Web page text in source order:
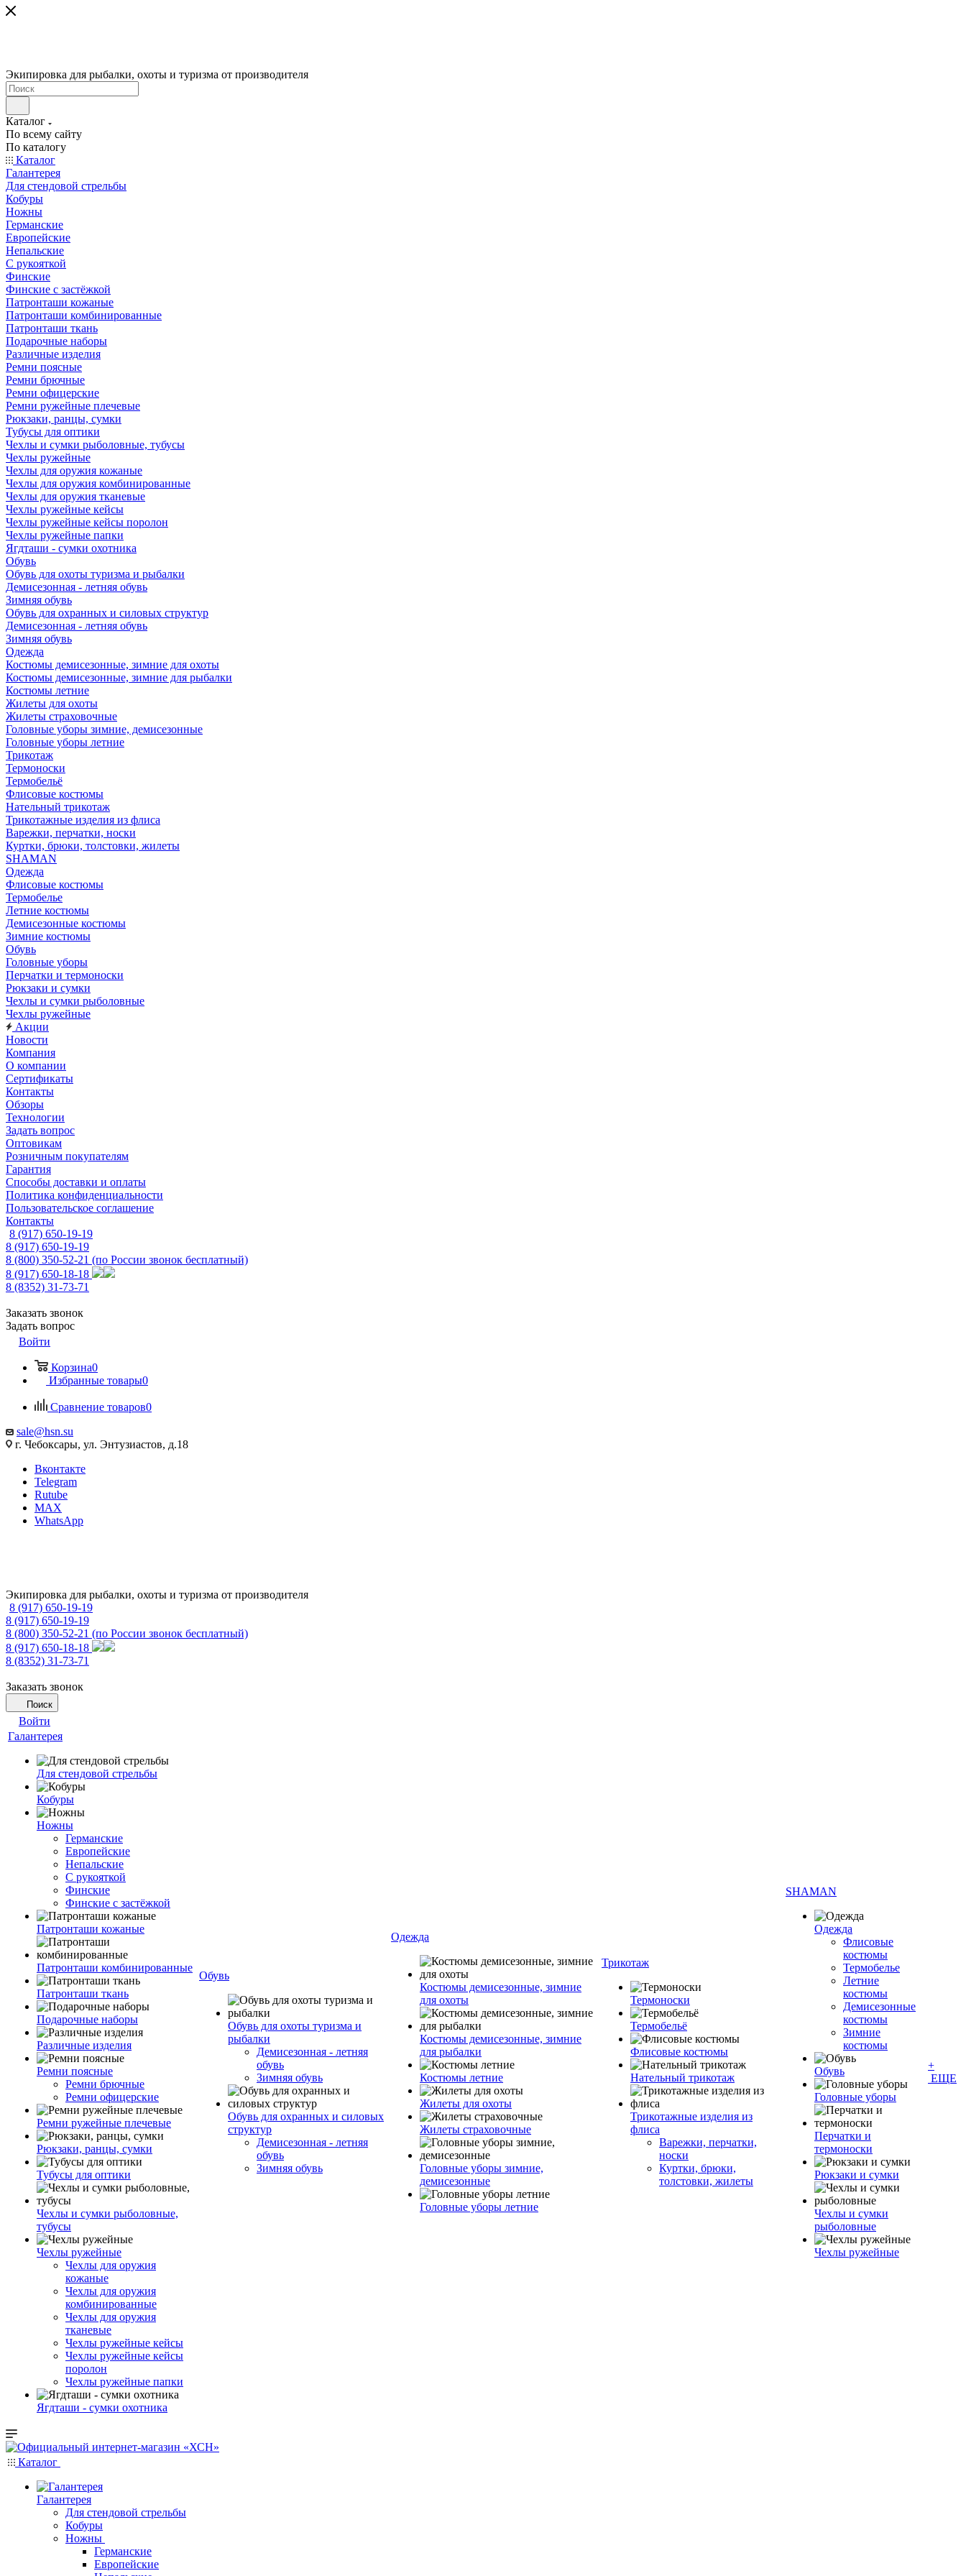
Экипировка для рыбалки, охоты и туризма от производителя
Каталог
По всему сайту
По каталогу
Каталог
Галантерея
Для стендовой стрельбы
Кобуры
Ножны
Германские
Европейские
Непальские
С рукояткой
Финские
Финские с застёжкой
Патронташи кожаные
Патронташи комбинированные
Патронташи ткань
Подарочные наборы
Различные изделия
Ремни поясные
Ремни брючные
Ремни офицерские
Ремни ружейные плечевые
Рюкзаки, ранцы, сумки
Тубусы для оптики
Чехлы и сумки рыболовные, тубусы
Чехлы ружейные
Чехлы для оружия кожаные
Чехлы для оружия комбинированные
Чехлы для оружия тканевые
Чехлы ружейные кейсы
Чехлы ружейные кейсы поролон
Чехлы ружейные папки
Ягдташи - сумки охотника
Обувь
Обувь для охоты туризма и рыбалки
Демисезонная - летняя обувь
Зимняя обувь
Обувь для охранных и силовых структур
Демисезонная - летняя обувь
Зимняя обувь
Одежда
Костюмы демисезонные, зимние для охоты
Костюмы демисезонные, зимние для рыбалки
Костюмы летние
Жилеты для охоты
Жилеты страховочные
Головные уборы зимние, демисезонные
Головные уборы летние
Трикотаж
Термоноски
Термобельё
Флисовые костюмы
Нательный трикотаж
Трикотажные изделия из флиса
Варежки, перчатки, носки
Куртки, брюки, толстовки, жилеты
SHAMAN
Одежда
Флисовые костюмы
Термобелье
Летние костюмы
Демисезонные костюмы
Зимние костюмы
Обувь
Головные уборы
Перчатки и термоноски
Рюкзаки и сумки
Чехлы и сумки рыболовные
Чехлы ружейные
Акции
Новости
Компания
О компании
Сертификаты
Контакты
Обзоры
Технологии
Задать вопрос
Оптовикам
Розничным покупателям
Гарантия
Способы доставки и оплаты
Политика конфиденциальности
Пользовательское соглашение
Контакты
8 (917) 650-19-19
8 (917) 650-19-19
8 (800) 350-52-21 (по России звонок бесплатный)
8 (917) 650-18-18
8 (8352) 31-73-71
Заказать звонок
Задать вопрос
Войти
Корзина0
Избранные товары0
Сравнение товаров0
sale@hsn.su
г. Чебоксары, ул. Энтузиастов, д.18
Вконтакте
Telegram
Rutube
MAX
WhatsApp
Экипировка для рыбалки, охоты и туризма от производителя
8 (917) 650-19-19
8 (917) 650-19-19
8 (800) 350-52-21 (по России звонок бесплатный)
8 (917) 650-18-18
8 (8352) 31-73-71
Заказать звонок
Поиск
Войти
Галантерея
Для стендовой стрельбы
Кобуры
Ножны
Германские
Европейские
Непальские
С рукояткой
Финские
Финские с застёжкой
Патронташи кожаные
Патронташи комбинированные
Патронташи ткань
Подарочные наборы
Различные изделия
Ремни поясные
Ремни брючные
Ремни офицерские
Ремни ружейные плечевые
Рюкзаки, ранцы, сумки
Тубусы для оптики
Чехлы и сумки рыболовные,
тубусы
Чехлы ружейные
Чехлы для оружия
кожаные
Чехлы для оружия
комбинированные
Чехлы для оружия
тканевые
Чехлы ружейные кейсы
Чехлы ружейные кейсы
поролон
Чехлы ружейные папки
Ягдташи - сумки охотника
Обувь
Обувь для охоты туризма и
рыбалки
Демисезонная - летняя
обувь
Зимняя обувь
Обувь для охранных и силовых
структур
Демисезонная - летняя
обувь
Зимняя обувь
Одежда
Костюмы демисезонные, зимние
для охоты
Костюмы демисезонные, зимние
для рыбалки
Костюмы летние
Жилеты для охоты
Жилеты страховочные
Головные уборы зимние,
демисезонные
Головные уборы летние
Трикотаж
Термоноски
Термобельё
Флисовые костюмы
Нательный трикотаж
Трикотажные изделия из
флиса
Варежки, перчатки,
носки
Куртки, брюки,
толстовки, жилеты
SHAMAN
Одежда
Флисовые
костюмы
Термобелье
Летние
костюмы
Демисезонные
костюмы
Зимние
костюмы
Обувь
Головные уборы
Перчатки и
термоноски
Рюкзаки и сумки
Чехлы и сумки
рыболовные
Чехлы ружейные
+
ЕЩЕ
Каталог
Галантерея
Для стендовой стрельбы
Кобуры
Ножны
Германские
Европейские